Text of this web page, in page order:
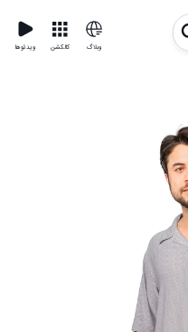
ویدئوها کالکشن وبلاگ